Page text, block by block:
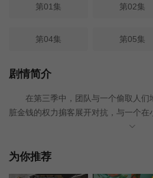
第01集 第02集
第04集 第05集
第07集
第10集
剧情简介
在第三季中，团队与一个偷取人们
脏金钱的权力掮客展开对抗，与一个在
的市长斗智斗勇，设法躲避一个在骗局
与此同时，他们还得应对来自过去敌人
为你推荐